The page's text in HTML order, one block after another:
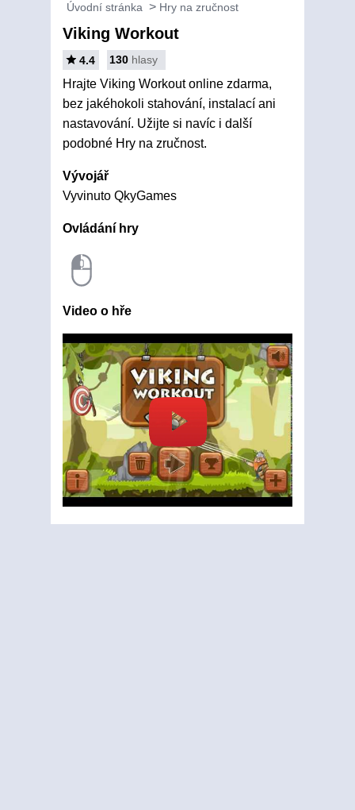
Úvodní stránka Hry na zručnost
Viking Workout
4.4 130 hlasy
Hrajte Viking Workout online zdarma,
bez jakéhokoli stahování, instalací ani
nastavování. Užijte si navíc i další
podobné Hry na zručnost.
Vývojář
Vyvinuto QkyGames
Ovládání hry
Video o hře